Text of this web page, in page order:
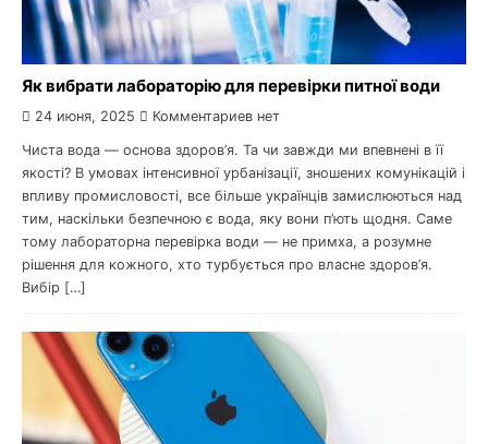
Як вибрати лабораторію для перевірки питної води
24 июня, 2025 Комментариев нет
Чиста вода — основа здоров’я. Та чи завжди ми впевнені в її
якості? В умовах інтенсивної урбанізації, зношених комунікацій і
впливу промисловості, все більше українців замислюються над
тим, наскільки безпечною є вода, яку вони п’ють щодня. Саме
тому лабораторна перевірка води — не примха, а розумне
рішення для кожного, хто турбується про власне здоров’я.
Вибір […]